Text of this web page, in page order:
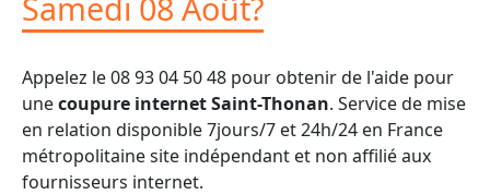
Samedi 08 Août?
Appelez le 08 93 04 50 48 pour obtenir de l'aide pour
unecoupure internet Saint-Thonan. Service de mise
en relation disponible 7jours/7 et 24h/24 en France
métropolitaine site indépendant et non affilié aux
fournisseurs internet.